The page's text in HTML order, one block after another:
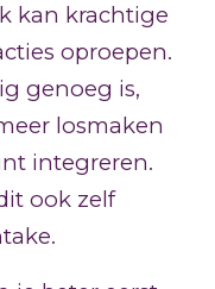
kan krachtige
oproepen.
genoeg is,
losmaken
integreren.
ook zelf